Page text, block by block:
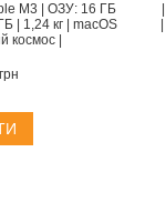
M3 | ОЗУ: 16 ГБ
| 1,24 кг | macOS
космос |
грн